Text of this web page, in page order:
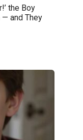
the Boy
— and They